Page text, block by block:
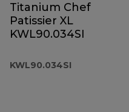
Titanium Chef
Patissier XL
KWL90.034SI
KWL90.034SI